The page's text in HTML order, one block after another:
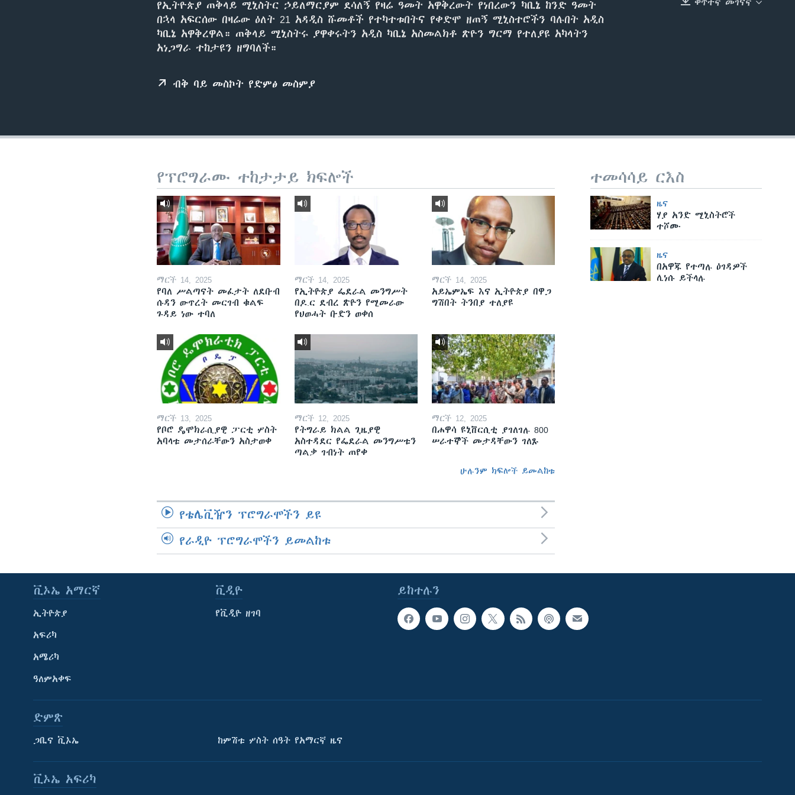
EMBED
የኢትዮጵያ ጠቅላይ ሚኒስትር ኃይለማርያም ደሳለኝ የዛሬ ዓመት አዋቅረውት የነበረውን ካቢኔ ከንድ ዓመት
በኋላ አፍርሰው በዛሬው ዕለት 21 አዳዲስ ሹመቶች የተካተቱበትና የቀድሞ ዘጠኝ ሚኒስተሮችን ባሉበት አዲስ
ካቢኔ አዋቅረዋል። ጠቅላይ ሚኒስትሩ ያዋቀሩትን አዲስ ካቢኔ አስመልክቶ ጽዮን ግርማ የተለያዩ አካላትን
አነጋግራ ተከታዩን ዘግባለች።
ብቅ ባይ መስኮት የድምፅ መስምያ
ተመሳሳይ ርእስ
ዜና
ሃያ አንድ ሚኒስትሮች
ተሾሙ
ዜና
በአዋጁ የተጣሉ ዕገዳዎች
ሊነሱ ይችላሉ
የፕሮግራሙ ተከታታይ ክፍሎች
ማርች 14, 2025
የባለ ሥልጣናት መፈታት ለደቡብ
ሱዳን ውጥረት መርገብ ቁልፍ
ጉዳይ ነው ተባለ
ማርች 14, 2025
የኢትዮጵያ ፌደራል መንግሥት
በዶ.ር ደብረ ጽዮን የሚመራው
የህወሓት ቡድን ወቀሰ
ማርች 14, 2025
አይኤምኤፍ እና ኢትዮጵያ በዋጋ
ግሽበት ትንበያ ተለያዩ
ማርች 13, 2025
የቦሮ ዴሞክራሲያዊ ፓርቲ ሦስት
አባላቱ መታሰራቸውን አስታወቀ
ማርች 12, 2025
የትግራይ ክልል ጊዜያዊ
አስተዳደር የፌደራል መንግሥቱን
ጣልቃ ገብነት ጠየቀ
ማርች 12, 2025
በሐዋሳ ዩኒቨርሲቲ ያገለገሉ 800
ሠራተኞች መታዳቸውን ገለጹ
ሁሉንም ክፍሎች ይመልከቱ
የቴሌቪዥን ፕሮግራሞችን ይዩ
የራዲዮ ፕሮግራሞችን ይመልከቱ
ይከተሉን
ቪኦኤ አማርኛ
ኢትዮጵያ
አፍሪካ
አሜሪካ
ዓለምአቀፍ
ቪዲዮ
የቪዲዮ ዘገባ
ድምጽ
ጋቢና ቪኦኤ ከምሽቱ ሦስት ሰዓት የአማርኛ ዜና
ቪኦኤ አፍሪካ